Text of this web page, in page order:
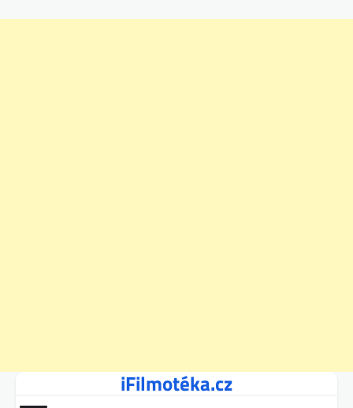
iFilmotéka.cz